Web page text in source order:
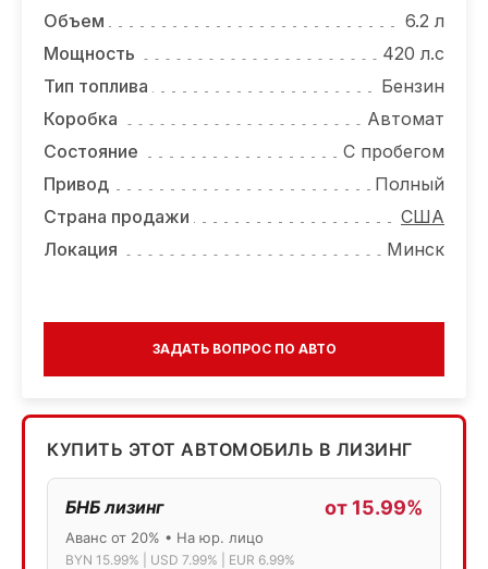
КОНТАКТЫ
Объем
6.2 л
Мощность
420 л.с
Тип топлива
Бензин
Коробка
Автомат
Состояние
С пробегом
Привод
Полный
Страна продажи
США
Локация
Минск
ЗАДАТЬ ВОПРОС ПО АВТО
КУПИТЬ ЭТОТ АВТОМОБИЛЬ В ЛИЗИНГ
БНБ лизинг от 15.99%
Аванс от 20% • На юр. лицо
BYN 15.99% | USD 7.99% | EUR 6.99%